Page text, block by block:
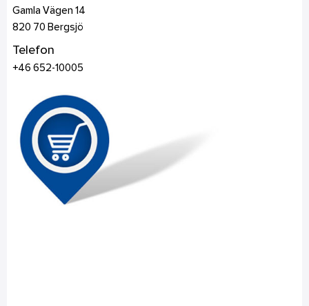
Gamla Vägen 14
820 70 Bergsjö
Telefon
+46 652-10005